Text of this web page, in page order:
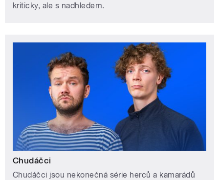
kriticky, ale s nadhledem.
Chudáčci
Chudáčci jsou nekonečná série herců a kamarádů